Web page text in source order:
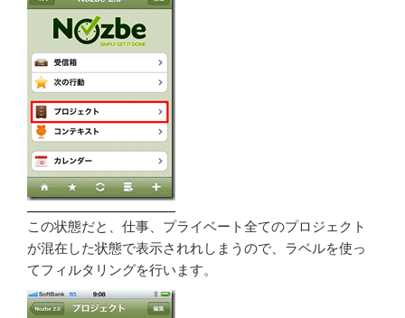
この状態だと、仕事、プライベート全てのプロジェクト
が混在した状態で表示されれしまうので、ラベルを使っ
てフィルタリングを行います。